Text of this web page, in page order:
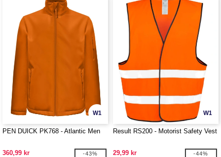
W1
PEN DUICK PK768 - Atlantic Men
360,99 kr -43%
W1
Result RS200 - Motorist Safety Vest
29,99 kr -44%